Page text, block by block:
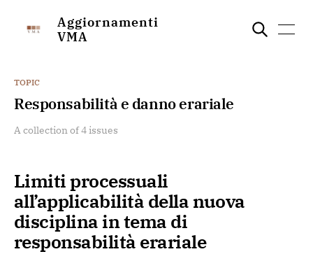
Aggiornamenti
VMA
TOPIC
Responsabilità e danno erariale
A collection of 4 issues
Limiti processuali
all’applicabilità della nuova
disciplina in tema di
responsabilità erariale